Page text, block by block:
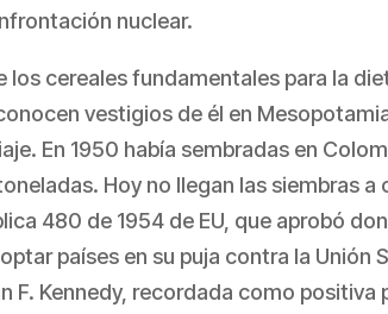
nuclear.
los cereales fundamentales para la
vestigios de él en
En 1950 había sembradas en
Hoy no llegan las siembras
480 de 1954 de EU, que aprobó
países en su puja contra la Unión
F. Kennedy, recordada como positiva